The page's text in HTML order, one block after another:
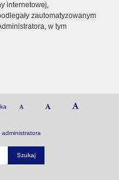
internetowej,
zautomatyzowanym
w tym